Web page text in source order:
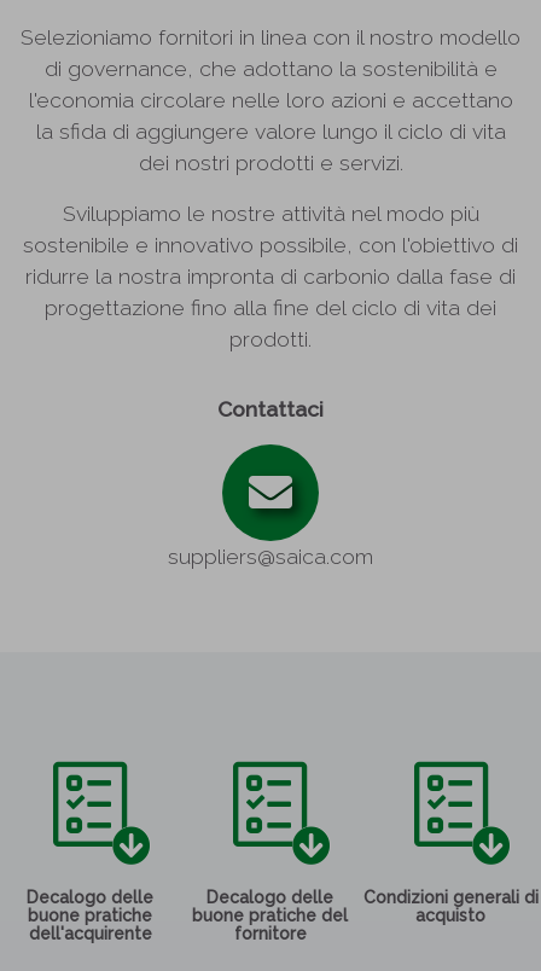
Selezioniamo fornitori in linea con il nostro modello
di governance, che adottano la sostenibilità e
l'economia circolare nelle loro azioni e accettano
la sfida di aggiungere valore lungo il ciclo di vita
dei nostri prodotti e servizi.
Sviluppiamo le nostre attività nel modo più
sostenibile e innovativo possibile, con l'obiettivo di
ridurre la nostra impronta di carbonio dalla fase di
progettazione fino alla fine del ciclo di vita dei
prodotti.
Contattaci
suppliers@saica.com
Decalogo delle
buone pratiche
dell'acquirente
Decalogo delle
buone pratiche del
fornitore
Condizioni generali di
acquisto